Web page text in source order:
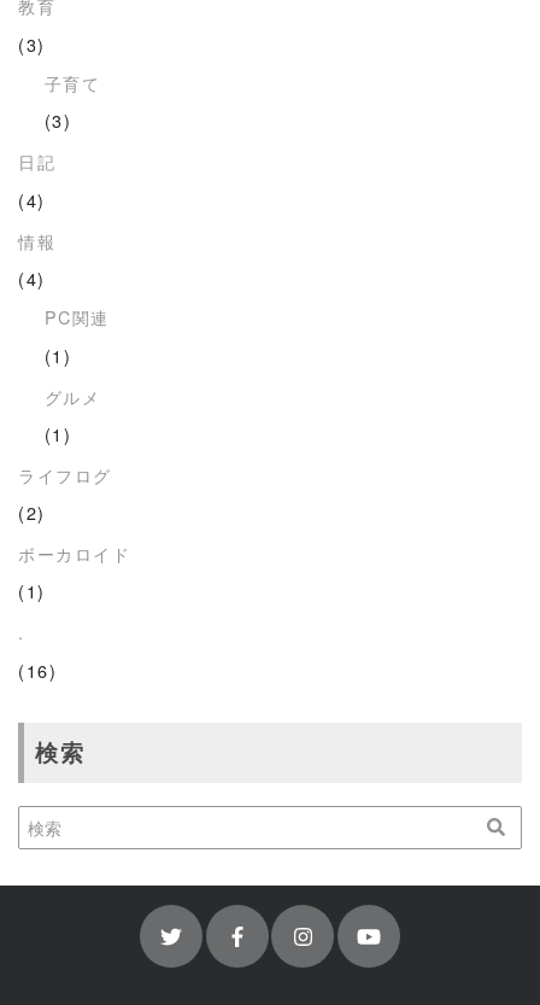
教育
(3)
子育て
(3)
日記
(4)
情報
(4)
PC関連
(1)
グルメ
(1)
ライフログ
(2)
ボーカロイド
(1)
.
(16)
検索